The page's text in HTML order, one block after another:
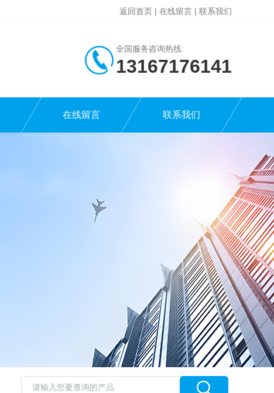
返回首页 | 在线留言 | 联系我们
全国服务咨询热线:
13167176141
在线留言 联系我们